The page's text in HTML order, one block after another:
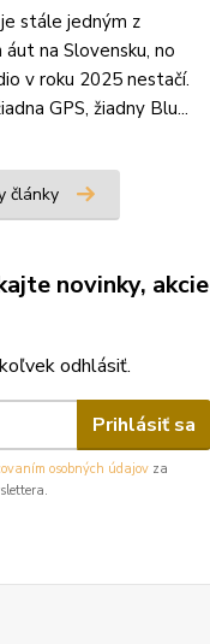
stále jedným z
na Slovensku, no
v roku 2025 nestačí.
GPS, žiadny Blu...
články
novinky, akcie
odhlásiť.
Prihlásiť sa
osobných údajov za